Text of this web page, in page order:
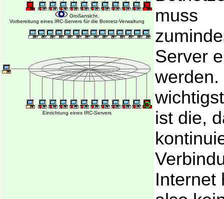
Großansicht.
Vorbereitung eines IRC-Servers für die Botnetz-Verwaltung
Einrichtung eines IRC-Servers
muss
Server
werden.
ist die,
Internet